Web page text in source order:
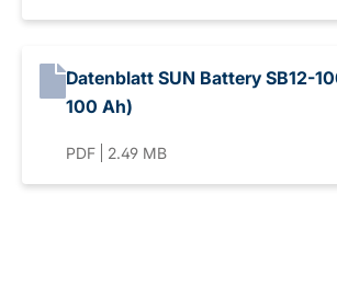
Datenblatt SUN Battery SB12-
100 Ah)
PDF 2.49 MB